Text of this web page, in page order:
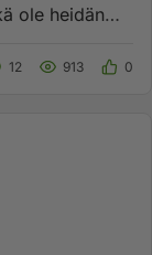
ole heidän
12 913 0